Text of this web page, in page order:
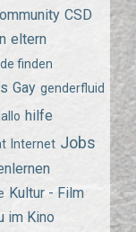
CSD
eltern
finden
Gay genderfluid
hilfe
Internet Jobs
Kultur - Film
im Kino